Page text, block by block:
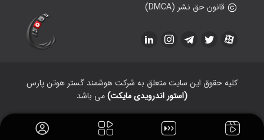
قانون حق نشر (DMCA)
کلیه حقوق این سایت متعلق به شرکت هوشمند گستر هوتن پارس
(استور اندرویدی مایکت)می باشد